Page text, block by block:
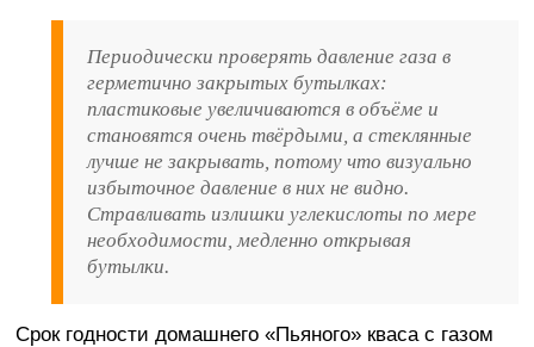
Периодически проверять давление газа в
герметично закрытых бутылках:
пластиковые увеличиваются в объёме и
становятся очень твёрдыми, а стеклянные
лучше не закрывать, потому что визуально
избыточное давление в них не видно.
Стравливать излишки углекислоты по мере
необходимости, медленно открывая
бутылки.
Срок годности домашнего «Пьяного» кваса с газом